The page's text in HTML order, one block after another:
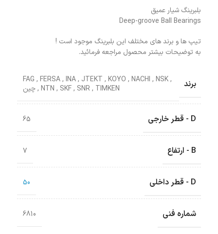
بلبرینگ شیار عمیق
Deep-groove Ball Bearings
تیپ ها و برند های مختلف این بلبرینگ موجود است !
به توضیحات بیشتر محصول مراجعه فرمائید.
برند FAG , FERSA, INA, JTEKT , KOYO , NACHI , NSK,
NTN , SKF, SNR, TIMKEN
,چین
D - قطر خارجی 65
B - ارتفاع 7
D - قطر داخلی 50
شماره فنی 6810